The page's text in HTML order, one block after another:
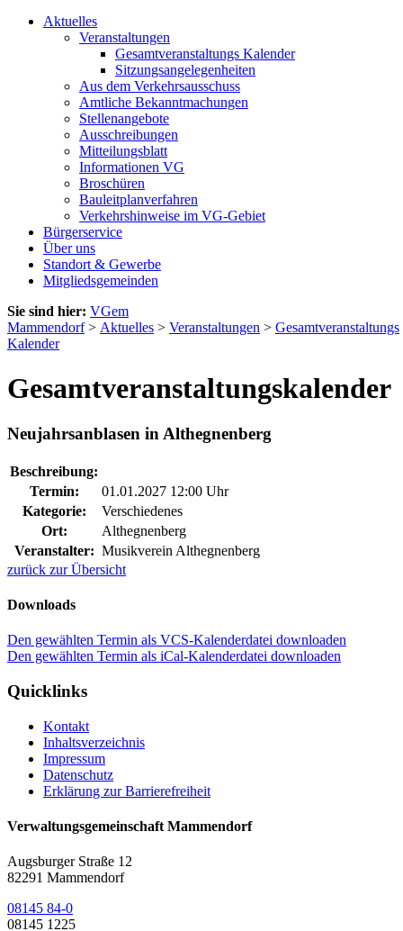
Aktuelles
Veranstaltungen
Gesamtveranstaltungs Kalender
Sitzungsangelegenheiten
Aus dem Verkehrsausschuss
Amtliche Bekanntmachungen
Stellenangebote
Ausschreibungen
Mitteilungsblatt
Informationen VG
Broschüren
Bauleitplanverfahren
Verkehrshinweise im VG-Gebiet
Bürgerservice
Über uns
Standort & Gewerbe
Mitgliedsgemeinden
Sie sind hier: VGem
Mammendorf> Aktuelles > Veranstaltungen > Gesamtveranstaltungs
Kalender
Gesamtveranstaltungskalender
Neujahrsanblasen in Althegnenberg
Beschreibung:
Termin:
01.01.2027 12:00 Uhr
Kategorie:
Verschiedenes
Ort:
Althegnenberg
Veranstalter: Musikverein Althegnenberg
zurück zur Übersicht
Downloads
Den gewählten Termin als VCS-Kalenderdatei downloaden
Den gewählten Termin als iCal-Kalenderdatei downloaden
Quicklinks
Kontakt
Inhaltsverzeichnis
Impressum
Datenschutz
Erklärung zur Barrierefreiheit
Verwaltungsgemeinschaft Mammendorf
Augsburger Straße 12
82291 Mammendorf
08145 84-0
08145 1225